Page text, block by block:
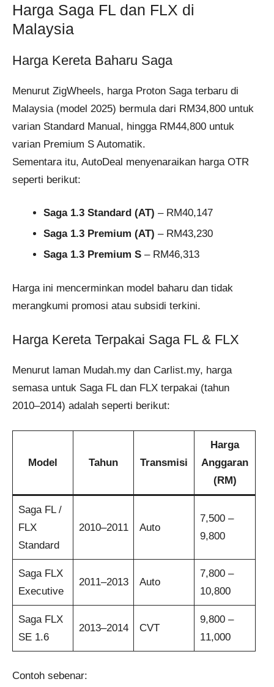
Harga Saga FL dan FLX di
Malaysia
Harga Kereta Baharu Saga
Menurut ZigWheels, harga Proton Saga terbaru di
Malaysia (model 2025) bermula dari RM34,800 untuk
varian Standard Manual, hingga RM44,800 untuk
varian Premium S Automatik.
Sementara itu, AutoDeal menyenaraikan harga OTR
seperti berikut:
Saga 1.3 Standard (AT) – RM40,147
Saga 1.3 Premium (AT) – RM43,230
Saga 1.3 Premium S – RM46,313
Harga ini mencerminkan model baharu dan tidak
merangkumi promosi atau subsidi terkini.
Harga Kereta Terpakai Saga FL & FLX
Menurut laman Mudah.my dan Carlist.my, harga
semasa untuk Saga FL dan FLX terpakai (tahun
2010–2014) adalah seperti berikut:
Model Tahun Transmisi
Harga
Anggaran
(RM)
Saga FL /
FLX
Standard
2010–2011 Auto
7,500 –
9,800
Saga FLX
Executive
2011–2013 Auto
7,800 –
10,800
Saga FLX
SE 1.6
2013–2014 CVT
9,800 –
11,000
Contoh sebenar: